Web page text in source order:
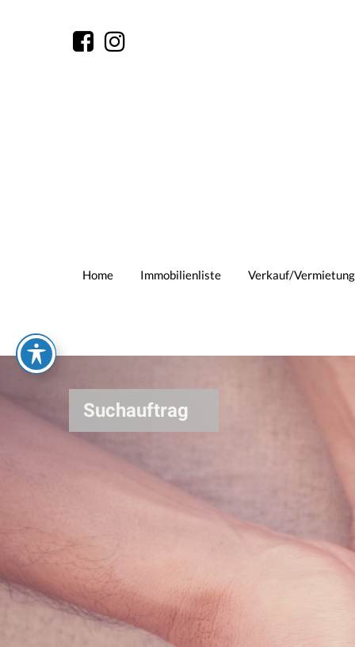
Home Immobilienliste Verkauf/Vermietung
Suchauftrag